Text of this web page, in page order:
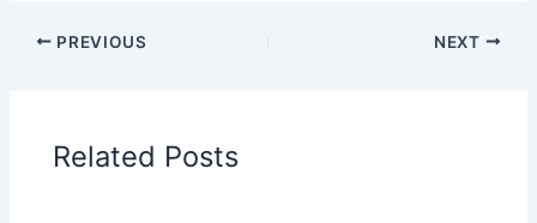
c
e
o
o
st
o
o
n
PREVIOUS NEXT
Related Posts